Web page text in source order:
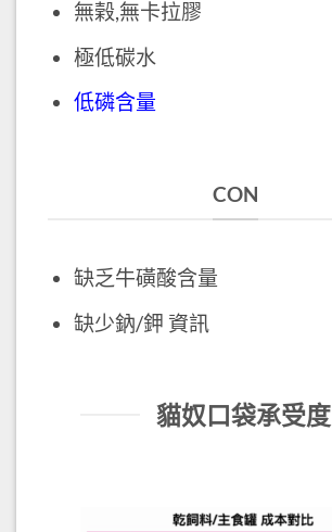
無榖,無卡拉膠
極低碳水
低磷含量
CON
缺乏牛磺酸含量
缺少鈉/鉀 資訊
貓奴口袋承受度